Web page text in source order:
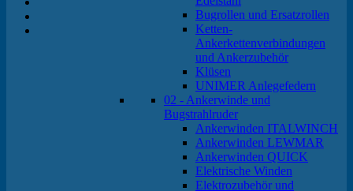
Bugrollen und Ersatzrollen
Ketten-
Ankerkettenverbindungen
und Ankerzubehör
Klüsen
UNIMER Anlegefedern
02 - Ankerwinde und
Bugstrahlruder
Ankerwinden ITALWINCH
Ankerwinden LEWMAR
Ankerwinden QUICK
Elektrische Winden
Elektrozubehör und